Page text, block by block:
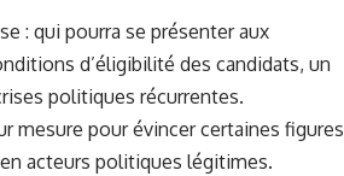
: qui pourra se présenter aux
d’éligibilité des candidats, un
politiques récurrentes.
mesure pour évincer certaines figures
acteurs politiques légitimes.